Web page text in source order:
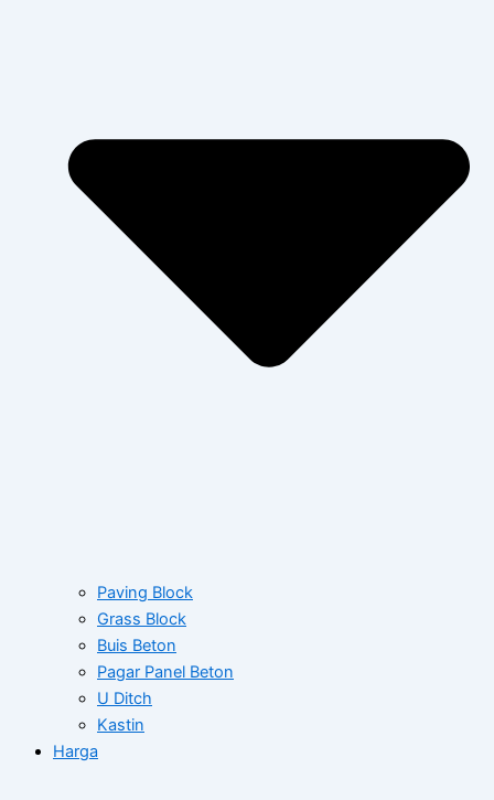
Paving Block
Grass Block
Buis Beton
Pagar Panel Beton
U Ditch
Kastin
Harga